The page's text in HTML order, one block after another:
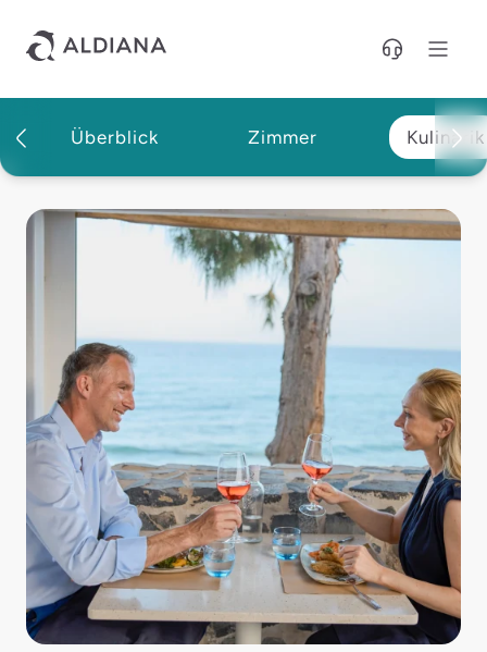
Überblick Zimmer Kulinarik
Aldiana Club Fuerteventura